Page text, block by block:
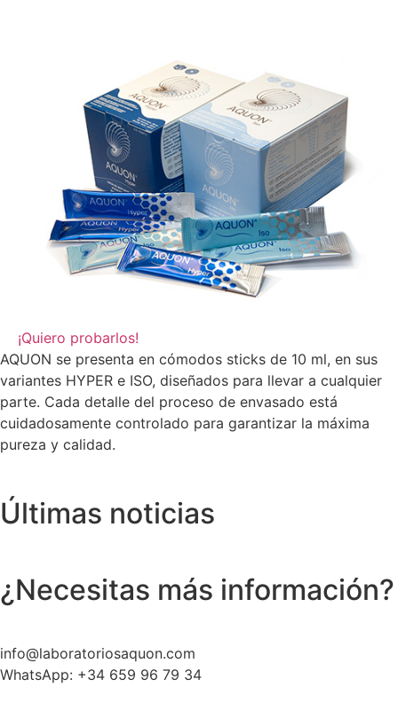
¡Quiero probarlos!
AQUON se presenta en cómodos sticks de 10 ml, en sus
variantes HYPER e ISO, diseñados para llevar a cualquier
parte. Cada detalle del proceso de envasado está
cuidadosamente controlado para garantizar la máxima
pureza y calidad.
Últimas noticias
¿Necesitas más información?
info@laboratoriosaquon.com
WhatsApp: +34 659 96 79 34